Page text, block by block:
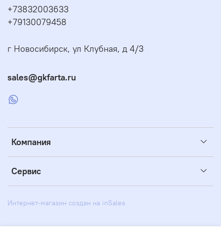
Компания
Сервис
+73832003633
+79130079458
г Новосибирск, ул Клубная, д 4/3
sales@gkfarta.ru
Интернет-магазин создан на inSales